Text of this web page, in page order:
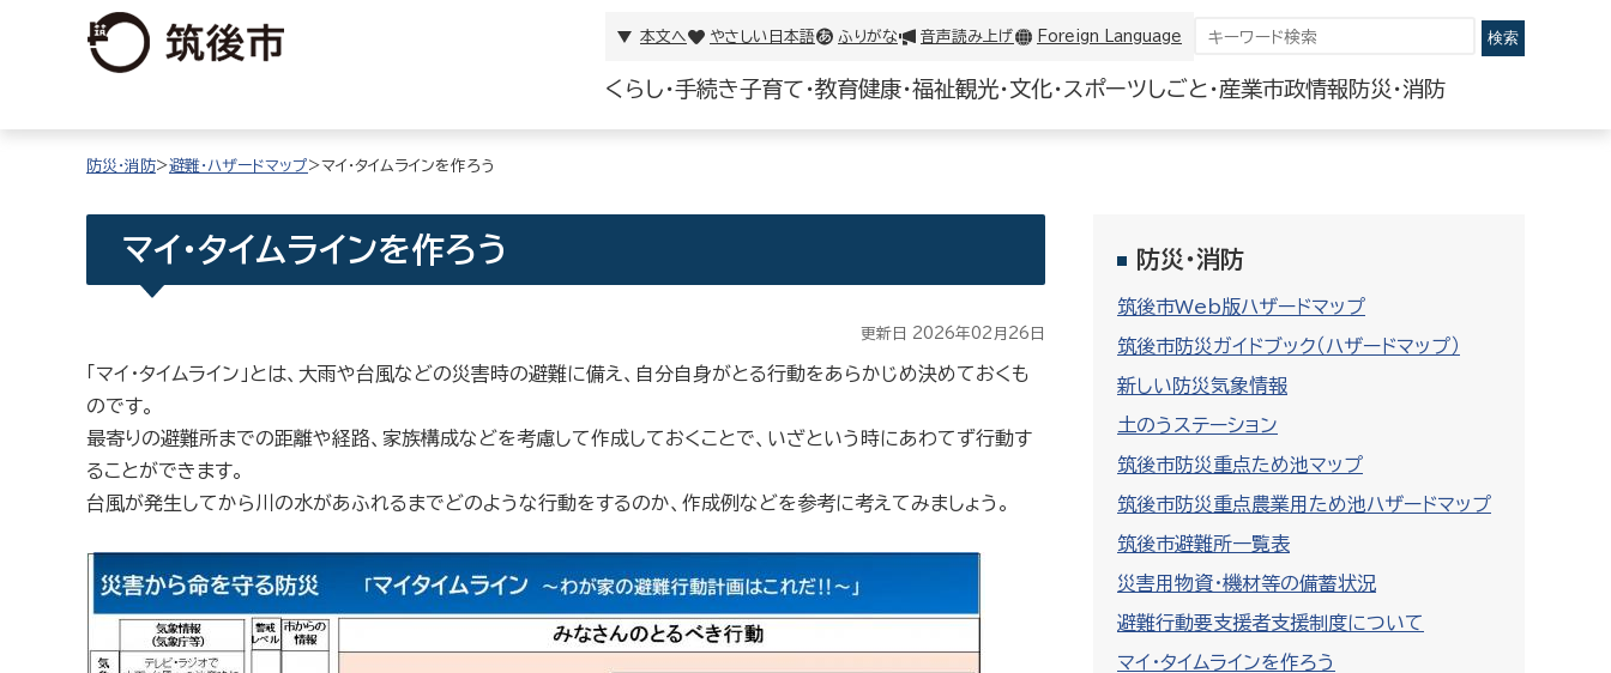
本文へ やさしい日本語 ふりがな 音声読み上げ Foreign Language
くらし・手続き子育て・教育健康・福祉観光・文化・スポーツしごと・産業市政情報 防災・消防
防災・消防>避難・ハザードマップ>マイ・タイムラインを作ろう
防災・消防
筑後市Web版ハザードマップ
筑後市防災ガイドブック（ハザードマップ）
新しい防災気象情報
土のうステーション
筑後市防災重点ため池マップ
筑後市防災重点農業用ため池ハザードマップ
筑後市避難所一覧表
災害用物資・機材等の備蓄状況
避難行動要支援者支援制度について
マイ・タイムラインを作ろう
マイ・タイムラインを作ろう
更新日 2026年02月26日
「マイ・タイムライン」とは、大雨や台風などの災害時の避難に備え、自分自身がとる行動をあらかじめ決めておくも
のです。
最寄りの避難所までの距離や経路、家族構成などを考慮して作成しておくことで、いざという時にあわてず行動す
ることができます。
台風が発生してから川の水があふれるまでどのような行動をするのか、作成例などを参考に考えてみましょう。